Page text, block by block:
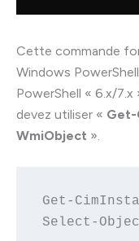
Cette commande
Windows PowerShell
PowerShell « 6.x/7.x
devez utiliser « Get-
WmiObject ».
Get-
Select-